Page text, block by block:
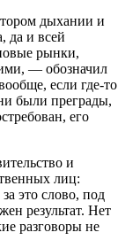
дыхании и
да и всей
рынки,
— обозначил
если где-то
были преграды,
его
и
лиц:
это слово, под
результат. Нет
разговоры не